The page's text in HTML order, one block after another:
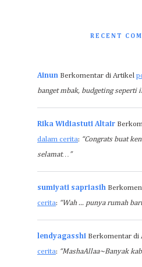
RECENT
Ainun Berkomentar di Artikel
banget mbak, budgeting seperti
Rika Widiastuti Altair
dalam cerita: “Congrats buat
selamat…”
sumiyati sapriasih
cerita: “Wah ... punya rumah
lendyagasshi Berkomentar di
cerita: “MashaAllaa~Banyak